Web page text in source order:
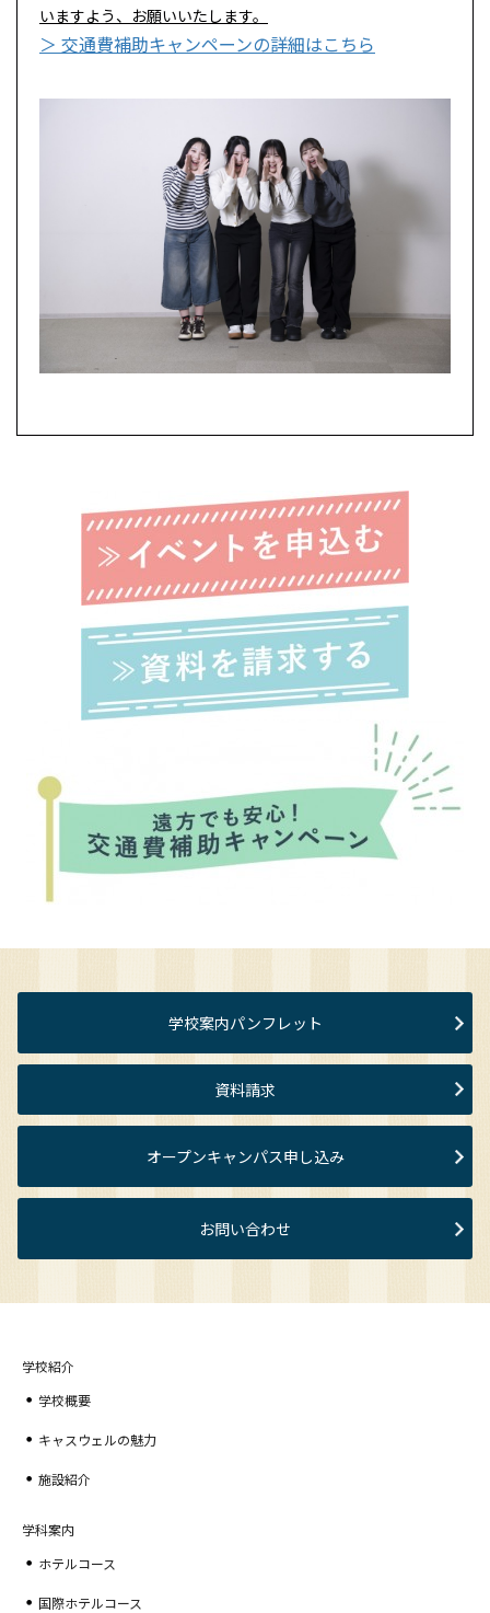
いますよう、お願いいたします。
＞ 交通費補助キャンペーンの詳細はこちら
学校案内パンフレット
資料請求
オープンキャンパス申し込み
お問い合わせ
学校紹介
学校概要
キャスウェルの魅力
施設紹介
学科案内
ホテルコース
国際ホテルコース